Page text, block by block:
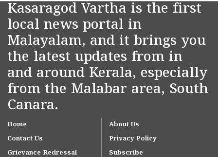
Kasaragod Vartha is the first
local news portal in
Malayalam, and it brings you
the latest updates from in
and around Kerala, especially
from the Malabar area, South
Canara.
Home
About Us
Contact Us
Privacy Policy
Grievance Redressal
Subscribe